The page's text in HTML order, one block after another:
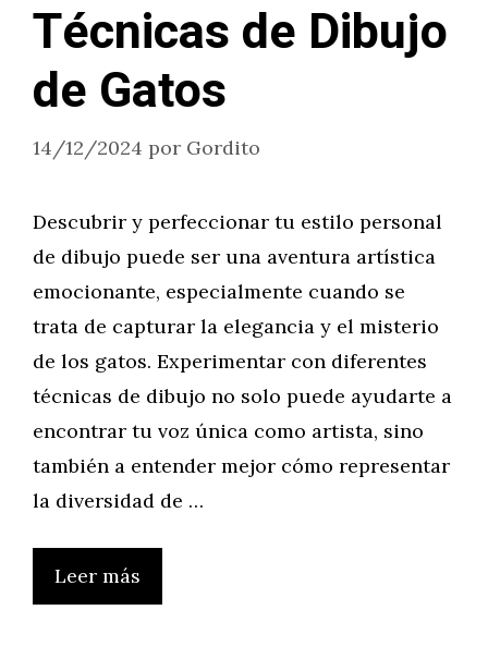
Técnicas de Dibujo
de Gatos
14/12/2024 por Gordito
Descubrir y perfeccionar tu estilo personal
de dibujo puede ser una aventura artística
emocionante, especialmente cuando se
trata de capturar la elegancia y el misterio
de los gatos. Experimentar con diferentes
técnicas de dibujo no solo puede ayudarte a
encontrar tu voz única como artista, sino
también a entender mejor cómo representar
la diversidad de …
Leer más